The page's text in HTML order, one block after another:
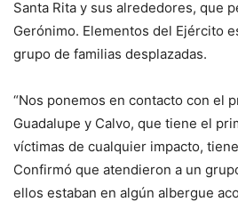
Santa Rita y sus alrededores, que
Gerónimo. Elementos del Ejército
grupo de familias desplazadas.
“Nos ponemos en contacto con el
Guadalupe y Calvo, que tiene el
víctimas de cualquier impacto,
Confirmó que atendieron a un
ellos estaban en algún albergue